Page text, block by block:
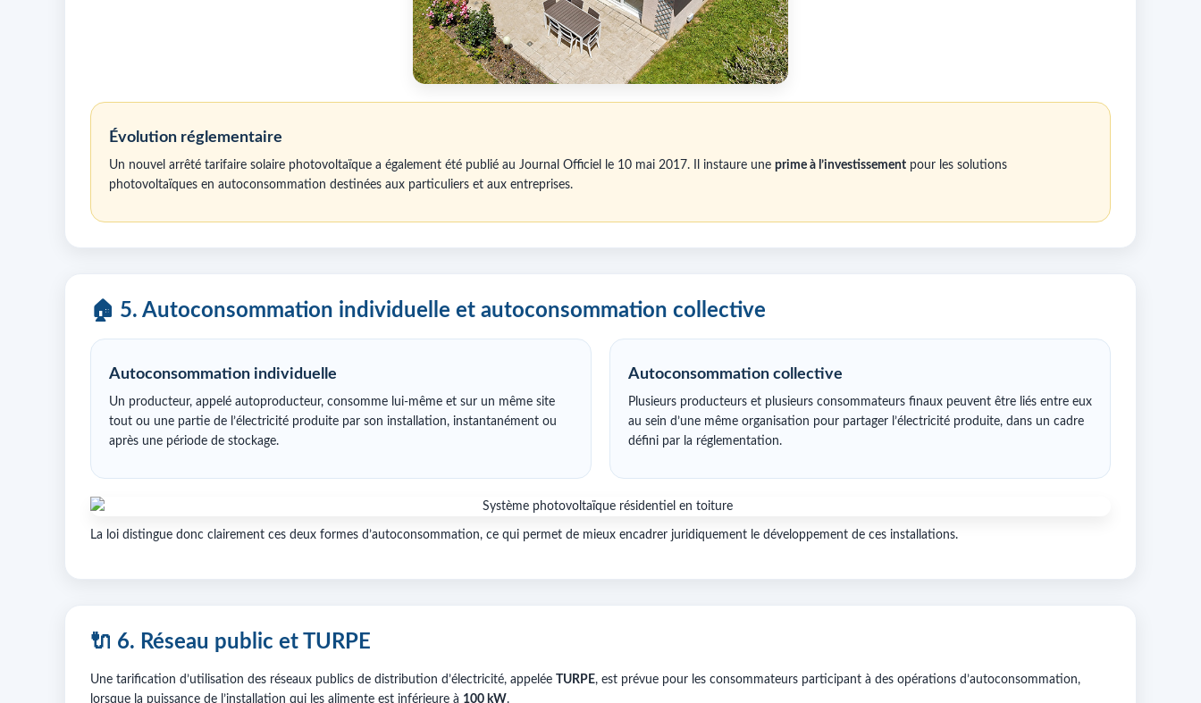
Évolution réglementaire
Un nouvel arrêté tarifaire solaire photovoltaïque a également été publié au Journal Officiel le 10 mai 2017. Il instaure une prime à l’investissement pour les solutions
photovoltaïques en autoconsommation destinées aux particuliers et aux entreprises.
🏠 5. Autoconsommation individuelle et autoconsommation collective
Autoconsommation individuelle
Un producteur, appelé autoproducteur, consomme lui-même et sur un même site
tout ou une partie de l’électricité produite par son installation, instantanément ou
après une période de stockage.
Autoconsommation collective
Plusieurs producteurs et plusieurs consommateurs finaux peuvent être liés entre eux
au sein d’une même organisation pour partager l’électricité produite, dans un cadre
défini par la réglementation.
La loi distingue donc clairement ces deux formes d’autoconsommation, ce qui permet de mieux encadrer juridiquement le développement de ces installations.
🔌 6. Réseau public et TURPE
Une tarification d’utilisation des réseaux publics de distribution d’électricité, appelée TURPE, est prévue pour les consommateurs participant à des opérations d’autoconsommation,
lorsque la puissance de l’installation qui les alimente est inférieure à 100 kW.